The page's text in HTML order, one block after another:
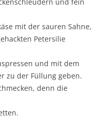
mit der sauren Sahne,
Petersilie
und mit dem
zu der Füllung geben.
denn die